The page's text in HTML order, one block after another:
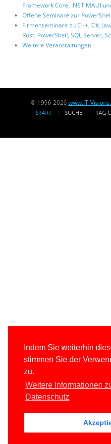
Indem Sie weiterhin
stimmen Sie der
zu.
Weitere Informationen
Datenschutz
Framework Core, .NET MAUI
Offene Seminare zur PowerShell
Firmenseminare zu C++, C#,
Rust, PowerShell, SQL Server,
Weitere Veranstaltungen
© 1996-2026www.IT-
START SUCHE TAG